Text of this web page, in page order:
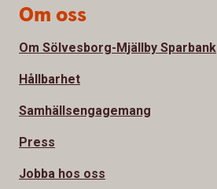
Om oss
Om Sölvesborg-Mjällby Sparbank
Hållbarhet
Samhällsengagemang
Press
Jobba hos oss